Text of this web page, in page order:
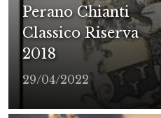
Perano Chianti
Classico Riserva
2018
29/04/2022